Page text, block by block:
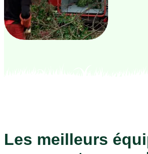
Les meilleurs